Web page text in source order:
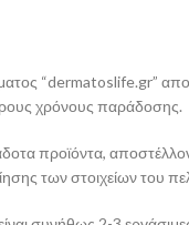
“dermatoslife.gr”
χρόνους παράδοσης.
προϊόντα,
των στοιχείων του